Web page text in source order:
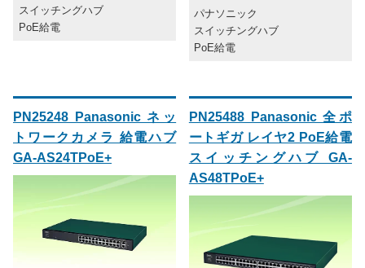
スイッチングハブ
PoE給電
パナソニック
スイッチングハブ
PoE給電
PN25248 Panasonic ネッ
トワークカメラ 給電ハブ
GA-AS24TPoE+
PN25488 Panasonic 全ポ
ートギガ レイヤ2 PoE給電
スイッチングハブ GA-
AS48TPoE+